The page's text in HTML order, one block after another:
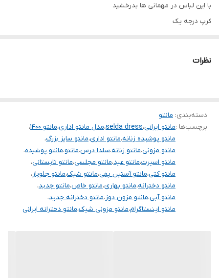
با این لباس در مهمانی ها بدرخشید
کرپ درجه یک
چون این پیچ امکان تعویض مدل و مرجوع ندارد و فقط امکان تعویض
سایز داریم
نظرات
دسته‌بندی: مانتو
برچسب‌ها :مانتو ایرانی،selda dress،مدل مانتو اداری،مانتو ۱۴۰۰
،
مانتو پوشیده زنانه،مانتو اداری،مانتو سایز بزرگ،
مانتو مزونی،مانتو زنانه،سلدا درس،مانتو،مانتو پوشیده،
مانتو اسپرت،مانتو عید،مانتو مجلسی،مانتو تابستانی،
مانتو کتی،مانتو آستین پفی،مانتو شیک،مانتو جلوباز،
مانتو دخترانه،مانتو بهاری،مانتو خاص،مانتو جدید،
مانتو آبی،مانتو مزون دوز،مانتو دخترانه جدید،
مانتو اینستاگرام،مانتو مزونی شیک،مانتو دخترانه ایرانی